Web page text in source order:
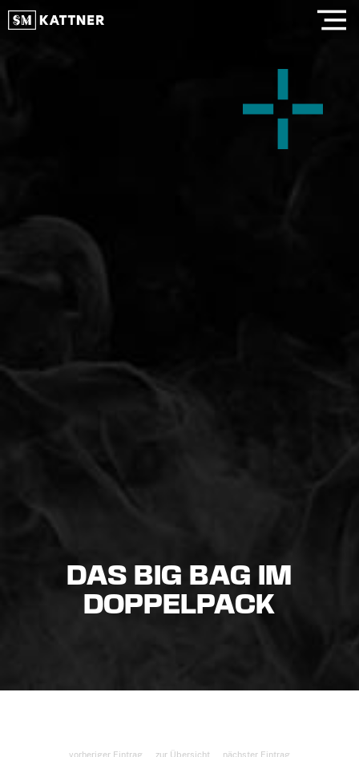
DAS BIG BAG IM
DOPPELPACK
vorheriger Eintrag zur Übersicht nächster Eintrag